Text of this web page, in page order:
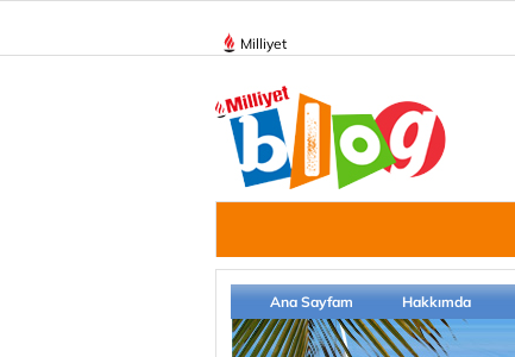
Milliyet
Ana Sayfam Hakkımda